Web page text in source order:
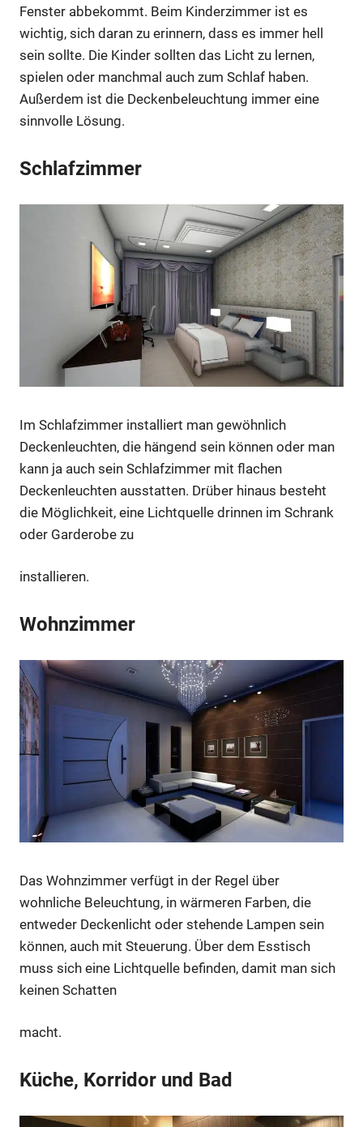
Fenster abbekommt. Beim Kinderzimmer ist es
wichtig, sich daran zu erinnern, dass es immer hell
sein sollte. Die Kinder sollten das Licht zu lernen,
spielen oder manchmal auch zum Schlaf haben.
Außerdem ist die Deckenbeleuchtung immer eine
sinnvolle Lösung.
Schlafzimmer
Im Schlafzimmer installiert man gewöhnlich
Deckenleuchten, die hängend sein können oder man
kann ja auch sein Schlafzimmer mit flachen
Deckenleuchten ausstatten. Drüber hinaus besteht
die Möglichkeit, eine Lichtquelle drinnen im Schrank
oder Garderobe zu
installieren.
Wohnzimmer
Das Wohnzimmer verfügt in der Regel über
wohnliche Beleuchtung, in wärmeren Farben, die
entweder Deckenlicht oder stehende Lampen sein
können, auch mit Steuerung. Über dem Esstisch
muss sich eine Lichtquelle befinden, damit man sich
keinen Schatten
macht.
Küche, Korridor und Bad